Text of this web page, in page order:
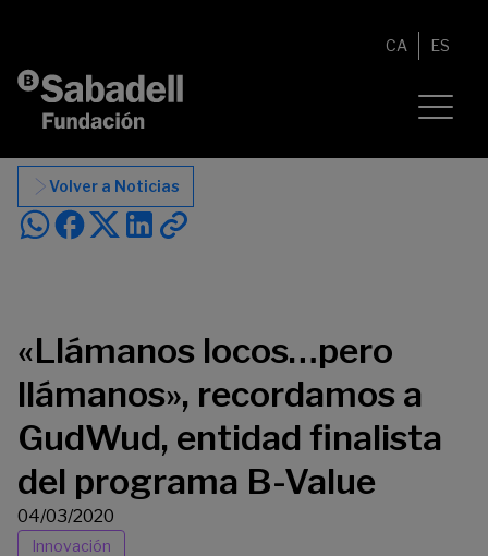
CA ES
Volver a Noticias
«Llámanos locos…pero
llámanos», recordamos a
GudWud, entidad finalista
del programa B-Value
04/03/2020
Innovación